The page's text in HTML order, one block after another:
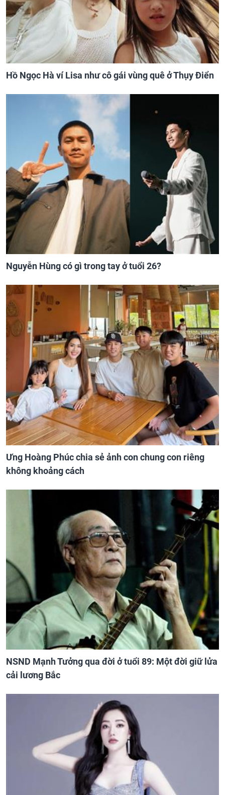
Hồ Ngọc Hà ví Lisa như cô gái vùng quê ở Thụy Điển
Nguyễn Hùng có gì trong tay ở tuổi 26?
Ưng Hoàng Phúc chia sẻ ảnh con chung con riêng
không khoảng cách
NSND Mạnh Tưởng qua đời ở tuổi 89: Một đời giữ lửa
cải lương Bắc